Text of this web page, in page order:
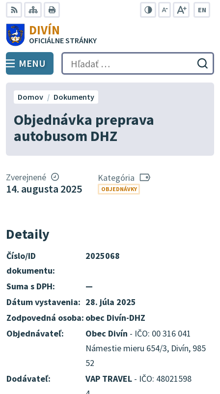
Preskočiť
na
obsah
RSS Mapa
EN
DIVÍN
OFICIÁLNE STRÁNKY
PREPNÚŤ
MENU Hľadať:
Objednávka preprava
autobusom DHZ
Domov Dokumenty
Zverejnené
14. augusta 2025
Kategória
OBJEDNÁVKY
Detaily
Číslo/ID
dokumentu:
2025068
Suma s DPH:
—
Dátum vystavenia: 28. júla 2025
Zodpovedná osoba: obec Divín-DHZ
Objednávateľ:
Obec Divín - IČO: 00 316 041
Námestie mieru 654/3, Divín, 985
52
Dodávateľ:
VAP TRAVEL - IČO: 48021598